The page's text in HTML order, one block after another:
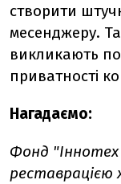
створити
месенджеру.
викликають
приватності
Нагадаємо:
Фонд "Іннотех
реставрацією